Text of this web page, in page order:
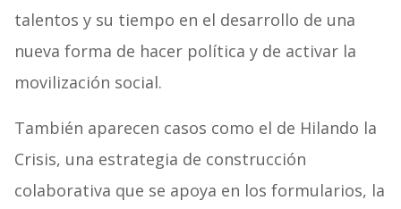
talentos y su tiempo en el desarrollo de una
nueva forma de hacer política y de activar la
movilización social.
También aparecen casos como el de Hilando la
Crisis, una estrategia de construcción
colaborativa que se apoya en los formularios, la